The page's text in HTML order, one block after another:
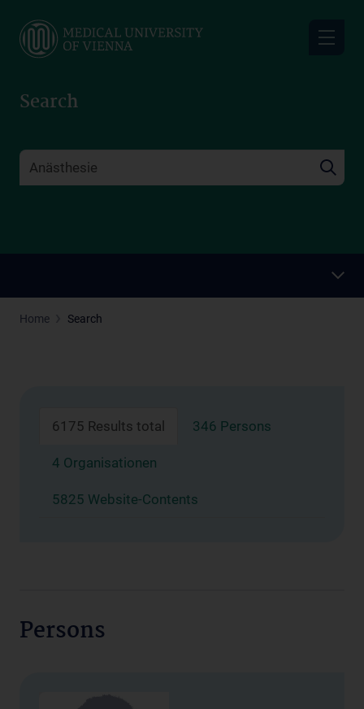
main
Search
Home Search
6175 Results total 346 Persons
4 Organisationen
5825 Website-Contents
Persons